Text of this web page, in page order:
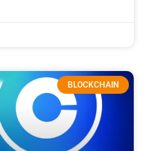
BLOCKCHAIN